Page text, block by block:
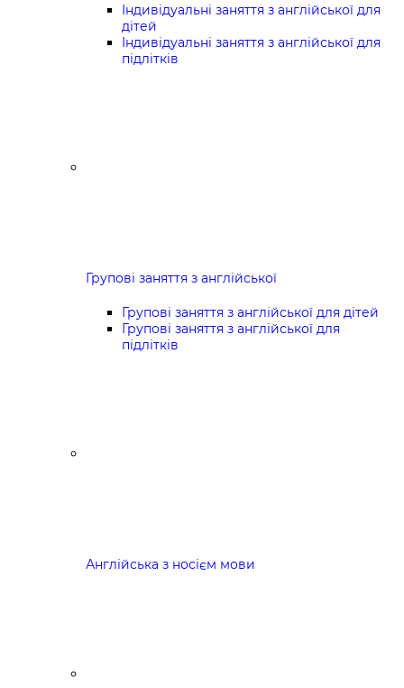
Індивідуальні заняття з англійської для
дітей
Індивідуальні заняття з англійської для
підлітків
Групові заняття з англійської
Групові заняття з англійської для дітей
Групові заняття з англійської для
підлітків
Англійська з носієм мови